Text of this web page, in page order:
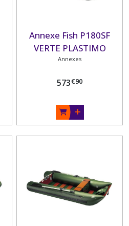
Annexe Fish P180SF
VERTE PLASTIMO
Annexes
573€90